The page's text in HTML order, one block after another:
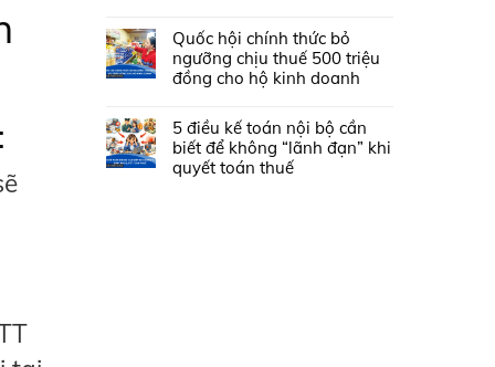
Quốc hội chính thức bỏ
ngưỡng chịu thuế 500 triệu
đồng cho hộ kinh doanh
5 điều kế toán nội bộ cần
biết để không “lãnh đạn” khi
quyết toán thuế